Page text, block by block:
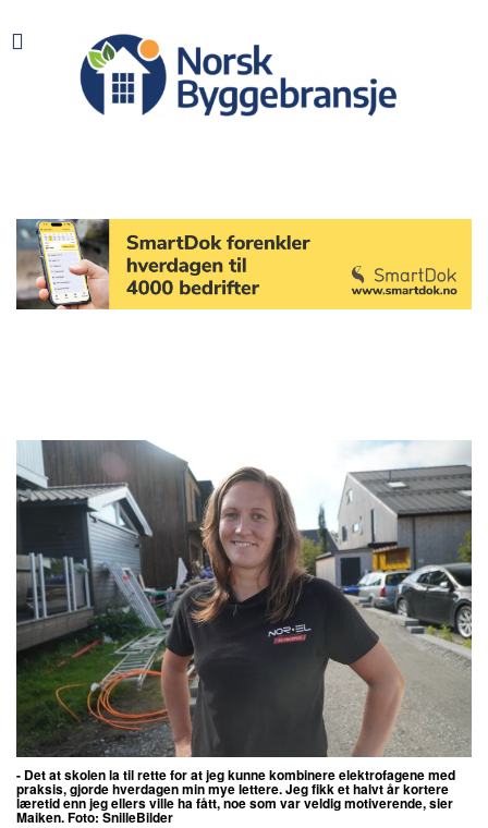
- Det at skolen la til rette for at jeg kunne kombinere elektrofagene med
praksis, gjorde hverdagen min mye lettere. Jeg fikk et halvt år kortere
læretid enn jeg ellers ville ha fått, noe som var veldig motiverende, sier
Maiken. Foto: SnilleBilder